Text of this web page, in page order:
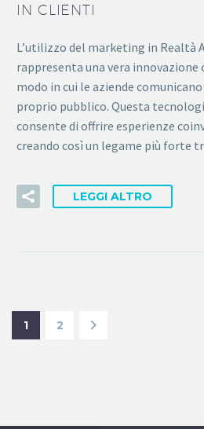
IN CLIENTI
L’utilizzo del marketing in Realtà
rappresenta una vera
modo in cui le aziende
proprio pubblico. Questa
consente di offrire esperienze
creando così un legame più forte
LEGGI ALTRO
1 2